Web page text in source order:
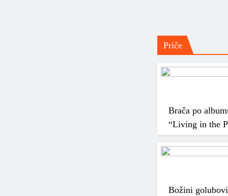
Priče
Brača po
“Living in the
Božini golubovi